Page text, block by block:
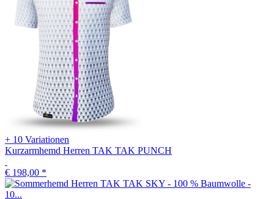
+ 10 Variationen
Kurzarmhemd Herren TAK TAK PUNCH
€ 198,00 *